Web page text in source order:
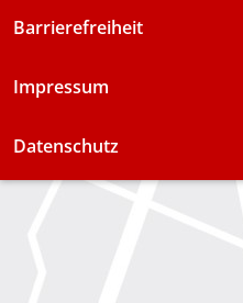
Barrierefreiheit
Impressum
Datenschutz